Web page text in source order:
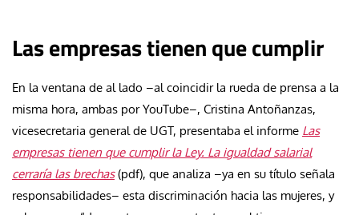
Las empresas tienen que cumplir
En la ventana de al lado –al coincidir la rueda de prensa a la
misma hora, ambas por YouTube–, Cristina Antoñanzas,
vicesecretaria general de UGT, presentaba el informe Las
empresas tienen que cumplir la Ley. La igualdad salarial
cerraría las brechas(pdf), que analiza –ya en su título señala
responsabilidades– esta discriminación hacia las mujeres, y